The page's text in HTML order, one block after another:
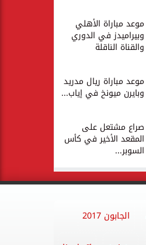
موعد مباراة الأهلي
وبيراميدز في الدوري
والقناة الناقلة
موعد مباراة ريال مدريد
وبايرن ميونخ في إياب...
صراع مشتعل على
المقعد الأخير في كأس
السوبر...
الجابون 2017